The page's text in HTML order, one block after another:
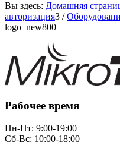
Вы здесь: Домашняя
авторизация3 /
logo_new800
Рабочее время
Пн-Пт: 9:00-19:00
Сб-Вс: 10:00-18:00